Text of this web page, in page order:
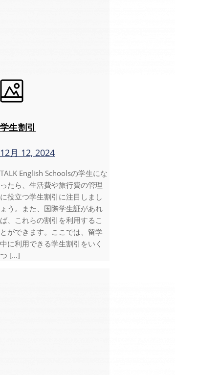
学生割引
12月 12, 2024
TALK English Schoolsの学生にな
ったら、生活費や旅行費の管理
に役立つ学生割引に注目しまし
ょう。また、国際学生証があれ
ば、これらの割引を利用するこ
とができます。ここでは、留学
中に利用できる学生割引をいく
つ […]